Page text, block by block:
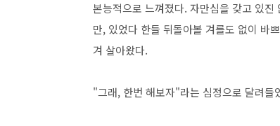
본능적으로 느껴졌다. 자만심을 갖고 있진
만, 있었다 한들 뒤돌아볼 겨를도 없이 바
겨 살아왔다.
"그래, 한번 해보자"라는 심정으로 달려들